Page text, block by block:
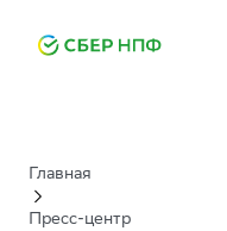
Главная
Пресс-центр